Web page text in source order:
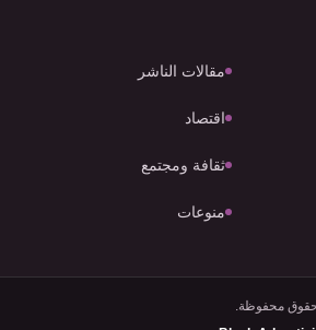
مقالات الناشر
اقتصاد
ثقافة ومجتمع
منوعات